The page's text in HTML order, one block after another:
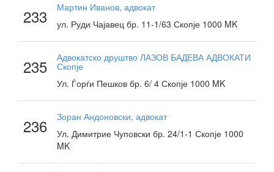
233
Мартин Иванов, адвокат
ул. Руди Чајавец бр. 11-1/63 Скопје 1000 MK
235 Адвокатско друштво ЛАЗОВ БАДЕВА АДВОКАТИ
Скопје
Ул. Ѓорѓи Пешков бр. 6/ 4 Скопје 1000 MK
236
Зоран Андоновски, адвокат
Ул. Димитрие Чуповски бр. 24/1-1 Скопје 1000
MK